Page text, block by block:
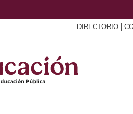
DIRECTORIO